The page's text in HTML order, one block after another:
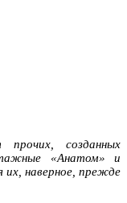
созданных
«Анатом» и
их, наверное, прежде